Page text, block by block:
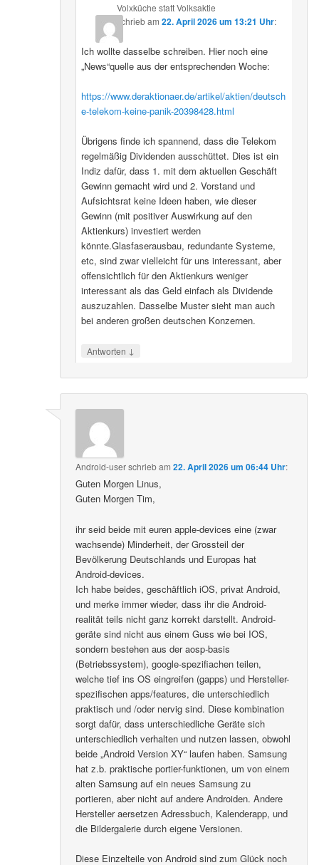
Volxküche statt Volksaktie
schriebam 22. April 2026 um 13:21 Uhr:
Ich wollte dasselbe schreiben. Hier noch eine
„News“quelle aus der entsprechenden Woche:
https://www.deraktionaer.de/artikel/aktien/deutsch
e-telekom-keine-panik-20398428.html
Übrigens finde ich spannend, dass die Telekom
regelmäßig Dividenden ausschüttet. Dies ist ein
Indiz dafür, dass 1. mit dem aktuellen Geschäft
Gewinn gemacht wird und 2. Vorstand und
Aufsichtsrat keine Ideen haben, wie dieser
Gewinn (mit positiver Auswirkung auf den
Aktienkurs) investiert werden
könnte.Glasfaserausbau, redundante Systeme,
etc, sind zwar vielleicht für uns interessant, aber
offensichtlich für den Aktienkurs weniger
interessant als das Geld einfach als Dividende
auszuzahlen. Dasselbe Muster sieht man auch
bei anderen großen deutschen Konzernen.
Antworten ↓
Android-userschriebam22. April 2026 um 06:44 Uhr:
Guten Morgen Linus,
Guten Morgen Tim,
ihr seid beide mit euren apple-devices eine (zwar
wachsende) Minderheit, der Grossteil der
Bevölkerung Deutschlands und Europas hat
Android-devices.
Ich habe beides, geschäftlich iOS, privat Android,
und merke immer wieder, dass ihr die Android-
realität teils nicht ganz korrekt darstellt. Android-
geräte sind nicht aus einem Guss wie bei IOS,
sondern bestehen aus der aosp-basis
(Betriebssystem), google-spezifiachen teilen,
welche tief ins OS eingreifen (gapps) und Hersteller-
spezifischen apps/features, die unterschiedlich
praktisch und /oder nervig sind. Diese kombination
sorgt dafür, dass unterschiedliche Geräte sich
unterschiedlich verhalten und nutzen lassen, obwohl
beide „Android Version XY“ laufen haben. Samsung
hat z.b. praktische portier-funktionen, um von einem
alten Samsung auf ein neues Samsung zu
portieren, aber nicht auf andere Androiden. Andere
Hersteller aersetzen Adressbuch, Kalenderapp, und
die Bildergalerie durch eigene Versionen.
Diese Einzelteile von Android sind zum Glück noch